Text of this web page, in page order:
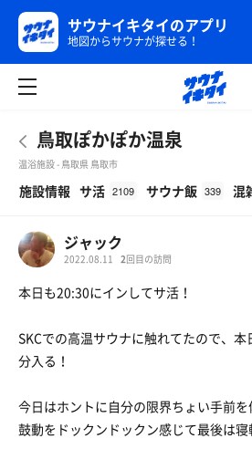
サウナイキタイのアプリ
地図からサウナが探せる！
鳥取ぽかぽか温泉
温浴施設 - 鳥取県 鳥取市
施設情報 サ活 2109 サウナ飯 339 混
ジャック
2022.08.11 2回目の訪問
本日も20:30にインしてサ活！
SKCでの高温サウナに触れてたので、
分入る！
今日はホントに自分の限界ちょい手前
鼓動をドックンドックン感じて最後は寝